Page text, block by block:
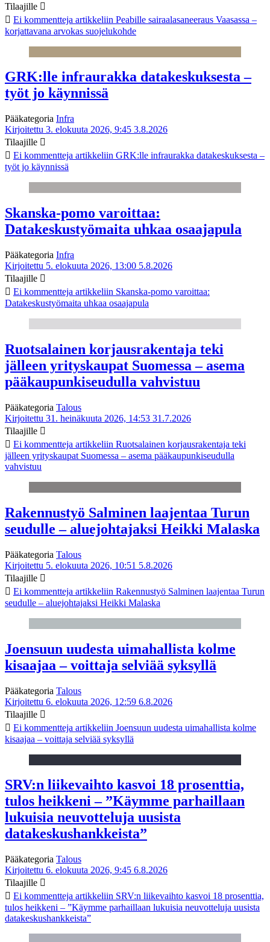
Tilaajille
Ei kommentteja artikkeliin Peabille sairaalasaneeraus Vaasassa –
korjattavana arvokas suojelukohde
GRK:lle infraurakka datakeskuksesta –
työt jo käynnissä
Pääkategoria Infra
Kirjoitettu 3. elokuuta 2026, 9:45 3.8.2026
Tilaajille
Ei kommentteja artikkeliin GRK:lle infraurakka datakeskuksesta –
työt jo käynnissä
Skanska-pomo varoittaa:
Datakeskustyömaita uhkaa osaajapula
Pääkategoria Infra
Kirjoitettu 5. elokuuta 2026, 13:00 5.8.2026
Tilaajille
Ei kommentteja artikkeliin Skanska-pomo varoittaa:
Datakeskustyömaita uhkaa osaajapula
Ruotsalainen korjausrakentaja teki
jälleen yrityskaupat Suomessa – asema
pääkaupunkiseudulla vahvistuu
Pääkategoria Talous
Kirjoitettu 31. heinäkuuta 2026, 14:53 31.7.2026
Tilaajille
Ei kommentteja artikkeliin Ruotsalainen korjausrakentaja teki
jälleen yrityskaupat Suomessa – asema pääkaupunkiseudulla
vahvistuu
Rakennustyö Salminen laajentaa Turun
seudulle – aluejohtajaksi Heikki Malaska
Pääkategoria Talous
Kirjoitettu 5. elokuuta 2026, 10:51 5.8.2026
Tilaajille
Ei kommentteja artikkeliin Rakennustyö Salminen laajentaa Turun
seudulle – aluejohtajaksi Heikki Malaska
Joensuun uudesta uimahallista kolme
kisaajaa – voittaja selviää syksyllä
Pääkategoria Talous
Kirjoitettu 6. elokuuta 2026, 12:59 6.8.2026
Tilaajille
Ei kommentteja artikkeliin Joensuun uudesta uimahallista kolme
kisaajaa – voittaja selviää syksyllä
SRV:n liikevaihto kasvoi 18 prosenttia,
tulos heikkeni – ”Käymme parhaillaan
lukuisia neuvotteluja uusista
datakeskushankkeista”
Pääkategoria Talous
Kirjoitettu 6. elokuuta 2026, 9:45 6.8.2026
Tilaajille
Ei kommentteja artikkeliin SRV:n liikevaihto kasvoi 18 prosenttia,
tulos heikkeni – ”Käymme parhaillaan lukuisia neuvotteluja uusista
datakeskushankkeista”